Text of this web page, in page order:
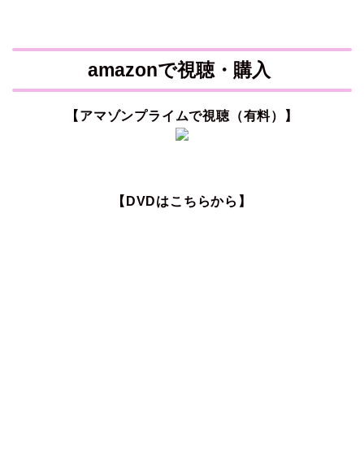
amazonで視聴・購入
【アマゾンプライムで視聴（有料）】
【DVDはこちらから】